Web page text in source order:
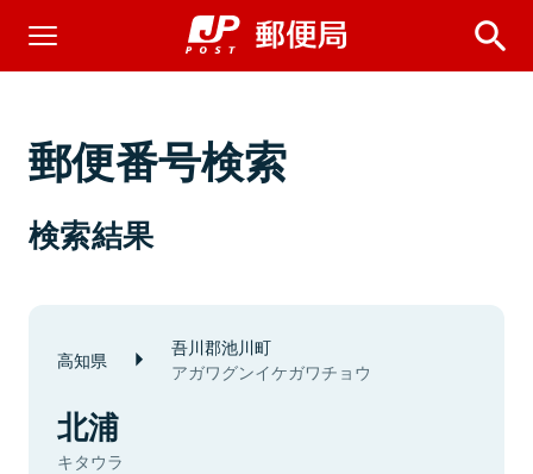
郵便番号検索
検索結果
高知県 吾川郡池川町
アガワグンイケガワチョウ
北浦
キタウラ